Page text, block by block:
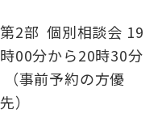
第2部 個別相談会 19
時00分から20時30分
（事前予約の方優
先）